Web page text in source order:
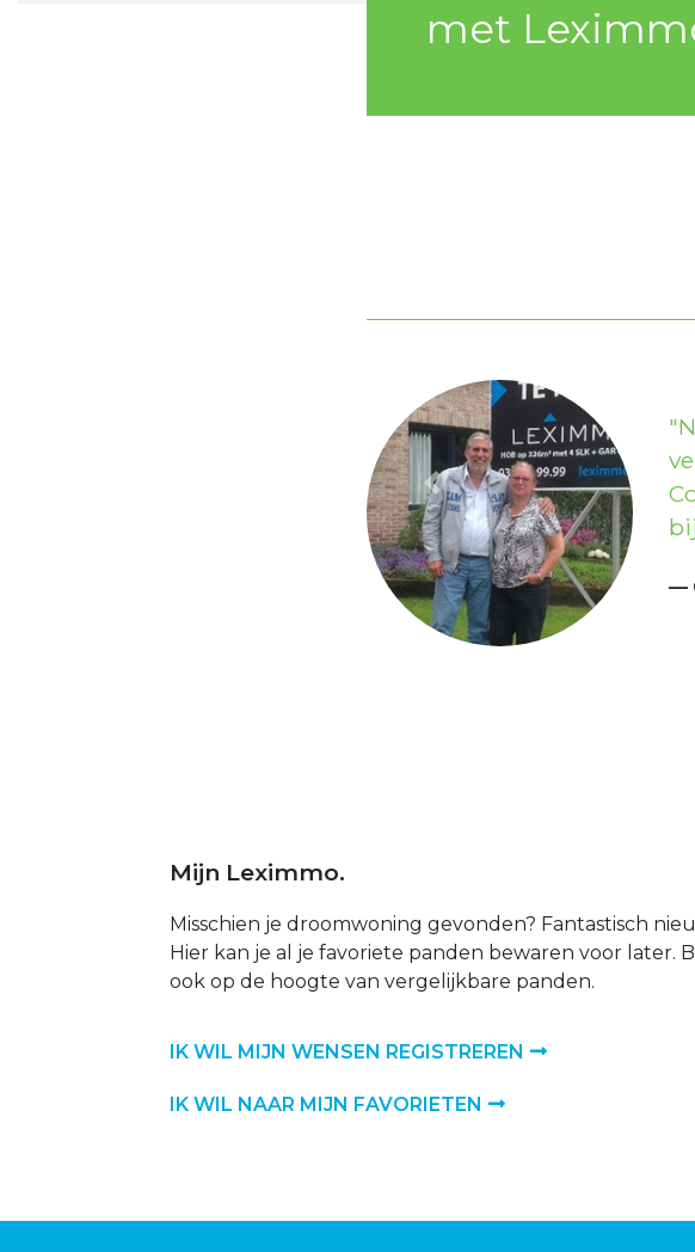
met
Previous
Mijn Leximmo.
Misschien je droomwoning gevonden? Fantastisch
Hier kan je al je favoriete panden bewaren voor later.
ook op de hoogte van vergelijkbare panden.
IK WIL MIJN WENSEN REGISTREREN
IK WIL NAAR MIJN FAVORIETEN